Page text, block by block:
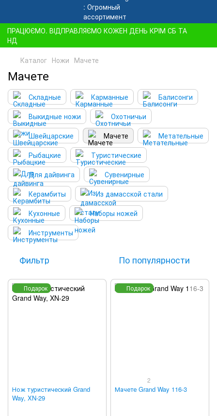
ПРАЦЮЄМО. ВІДПРАВЛЯЄМО КОЖЕН ДЕНЬ КРІМ СБ ТА
НД
Каталог Ножи Мачете
Мачете
Складные Карманные
Балисонги
Выкидные ножи
Охотничьи
Швейцарские
Мачете
Метательные
Рыбацкие
Туристические
Для дайвинга
Сувенирные
Керамбиты
Из дамасской стали
Кухонные
Наборы ножей
Инструменты
Фильтр По популярности
Подарок
Нож туристический Grand
Way, XN-29
Подарок
2
Мачете Grand Way 116-3